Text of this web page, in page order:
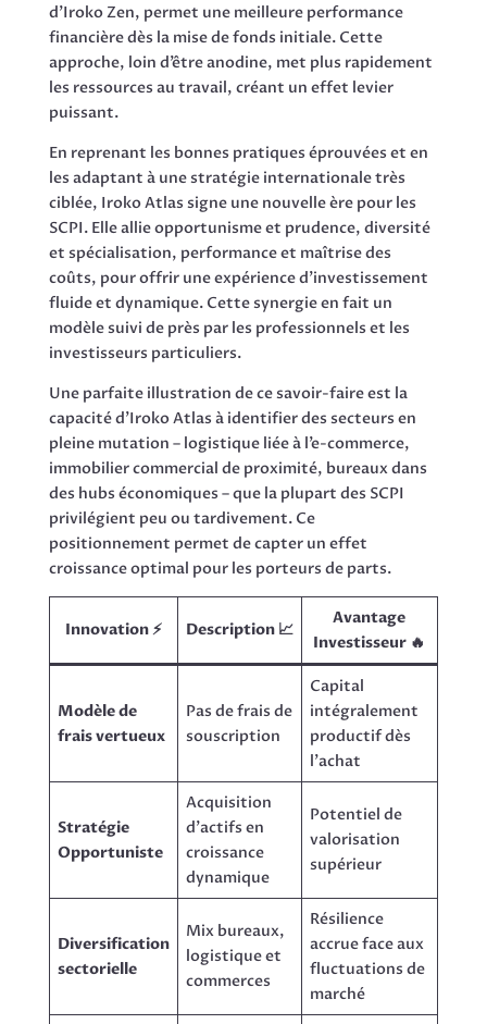
d’Iroko Zen, permet une meilleure performance
financière dès la mise de fonds initiale. Cette
approche, loin d’être anodine, met plus rapidement
les ressources au travail, créant un effet levier
puissant.
En reprenant les bonnes pratiques éprouvées et en
les adaptant à une stratégie internationale très
ciblée, Iroko Atlas signe une nouvelle ère pour les
SCPI. Elle allie opportunisme et prudence, diversité
et spécialisation, performance et maîtrise des
coûts, pour offrir une expérience d’investissement
fluide et dynamique. Cette synergie en fait un
modèle suivi de près par les professionnels et les
investisseurs particuliers.
Une parfaite illustration de ce savoir-faire est la
capacité d’Iroko Atlas à identifier des secteurs en
pleine mutation – logistique liée à l’e-commerce,
immobilier commercial de proximité, bureaux dans
des hubs économiques – que la plupart des SCPI
privilégient peu ou tardivement. Ce
positionnement permet de capter un effet
croissance optimal pour les porteurs de parts.
Innovation ⚡ Description 📈
Avantage
Investisseur 🔥
Modèle de
frais vertueux
Pas de frais de
souscription
Capital
intégralement
productif dès
l’achat
Stratégie
Opportuniste
Acquisition
d’actifs en
croissance
dynamique
Potentiel de
valorisation
supérieur
Diversification
sectorielle
Mix bureaux,
logistique et
commerces
Résilience
accrue face aux
fluctuations de
marché